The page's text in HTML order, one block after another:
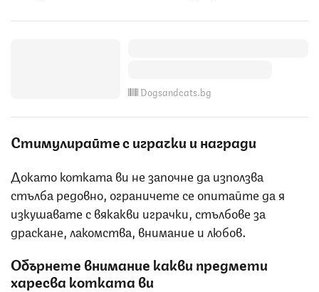
Dogsandcats.bg
Стимулирайте с играчки и награди
Докато котката ви не започне да използва
стълба редовно, ограничете се опитайте да я
изкушавате с вякакви играчки, стълбове за
драскане, лакомства, внимание и любов.
Обърнете внимание какви предмети
харесва котката ви